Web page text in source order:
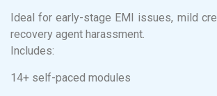
Ideal for early-stage EMI issues, mild
recovery agent harassment.
Includes:
14+ self-paced modules